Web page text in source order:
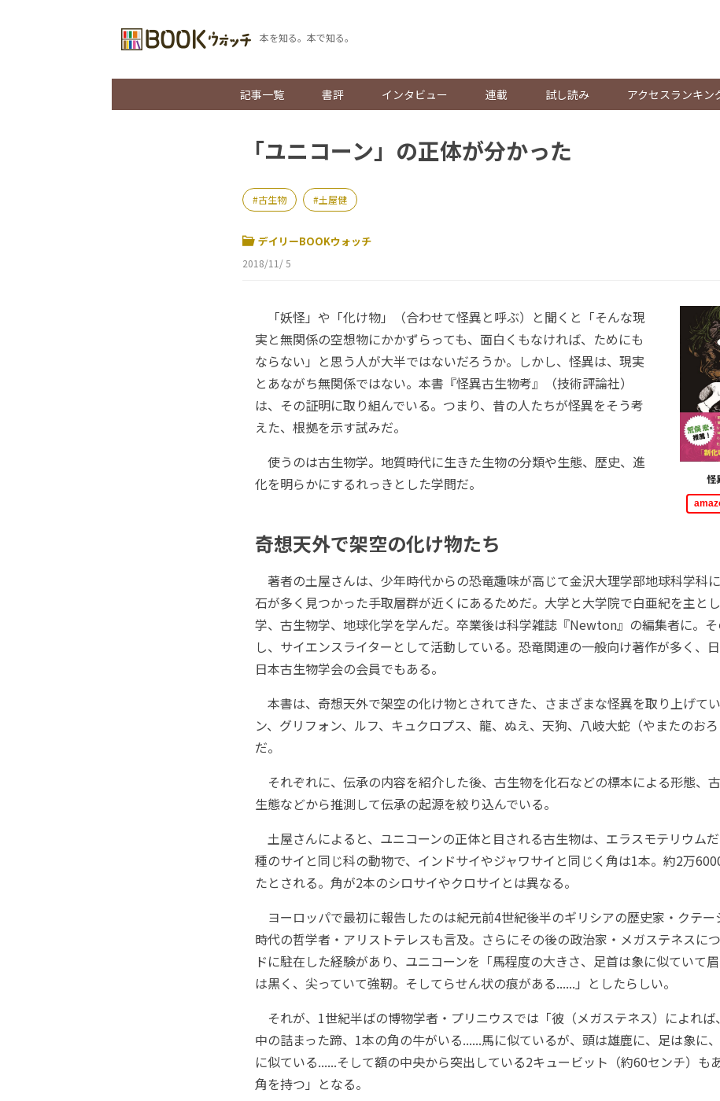
本を知る。本で知る。
記事一覧 書評 インタビュー 連載 試し読み アクセスランキン
「ユニコーン」の正体が分かった
古生物 土屋健
デイリーBOOKウォッチ
2018/11/ 5
怪
「妖怪」や「化け物」（合わせて怪異と呼ぶ）と聞くと「そんな現
実と無関係の空想物にかかずらっても、面白くもなければ、ためにも
ならない」と思う人が大半ではないだろうか。しかし、怪異は、現実
とあながち無関係ではない。本書『怪異古生物考』（技術評論社）
は、その証明に取り組んでいる。つまり、昔の人たちが怪異をそう考
えた、根拠を示す試みだ。
使うのは古生物学。地質時代に生きた生物の分類や生態、歴史、進
化を明らかにするれっきとした学問だ。
奇想天外で架空の化け物たち
著者の土屋さんは、少年時代からの恐竜趣味が高じて金沢大理学部地球科学科
石が多く見つかった手取層群が近くにあるためだ。大学と大学院で白亜紀を主と
学、古生物学、地球化学を学んだ。卒業後は科学雑誌『Newton』の編集者に。
し、サイエンスライターとして活動している。恐竜関連の一般向け著作が多く、
日本古生物学会の会員でもある。
本書は、奇想天外で架空の化け物とされてきた、さまざまな怪異を取り上げて
ン、グリフォン、ルフ、キュクロプス、龍、ぬえ、天狗、八岐大蛇（やまたのおろ
だ。
それぞれに、伝承の内容を紹介した後、古生物を化石などの標本による形態、
生態などから推測して伝承の起源を絞り込んでいる。
土屋さんによると、ユニコーンの正体と目される古生物は、エラスモテリウム
種のサイと同じ科の動物で、インドサイやジャワサイと同じく角は1本。約2万
たとされる。角が2本のシロサイやクロサイとは異なる。
ヨーロッパで最初に報告したのは紀元前4世紀後半のギリシアの歴史家・クテー
時代の哲学者・アリストテレスも言及。さらにその後の政治家・メガステネスに
ドに駐在した経験があり、ユニコーンを「馬程度の大きさ、足首は象に似ていて
は黒く、尖っていて強靭。そしてらせん状の痕がある......」としたらしい。
それが、1世紀半ばの博物学者・プリニウスでは「彼（メガステネス）によれば
中の詰まった蹄、1本の角の牛がいる......馬に似ているが、頭は雄鹿に、足は象に
に似ている......そして額の中央から突出している2キュービット（約60センチ）も
角を持つ」となる。